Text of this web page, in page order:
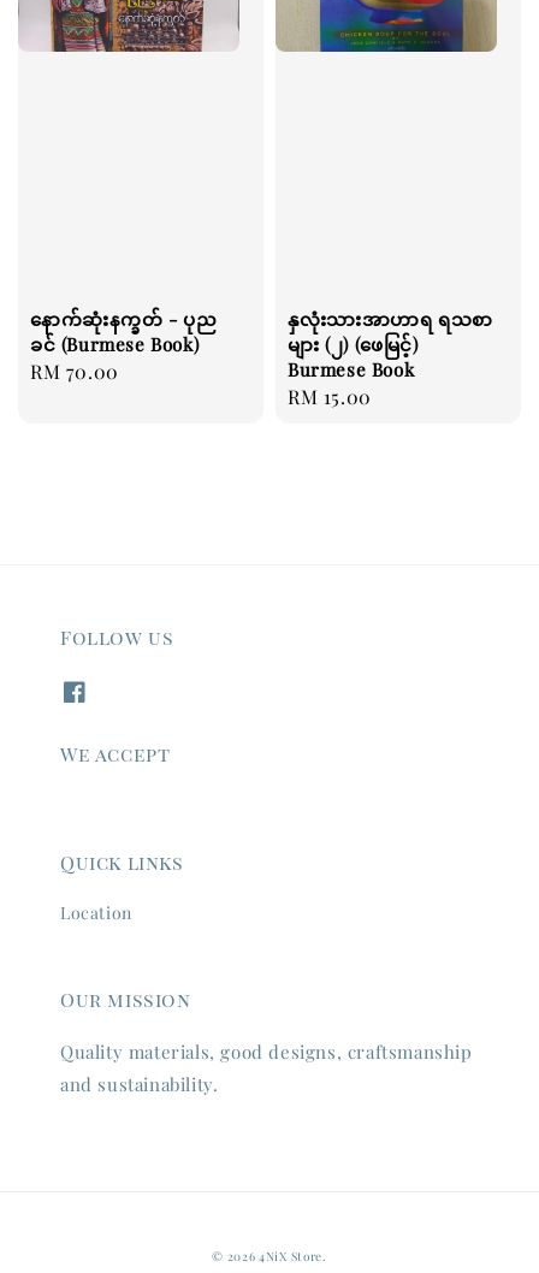
နောက်ဆုံးနက္ခတ် - ပုည
ခင် (Burmese Book)
Regular
RM 70.00
နှလုံးသားအာဟာရ ရသစာ
များ (၂) (ဖေမြင့်)
Burmese Book
Regular
RM 15.00
Follow us
We accept
Quick links
Location
Our mission
Quality materials, good designs, craftsmanship
and sustainability.
© 2026 4NiX Store.